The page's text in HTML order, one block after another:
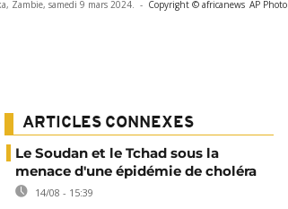
Zambie, samedi 9 mars 2024. - Copyright © africanews AP Photo
ARTICLES CONNEXES
Le Soudan et le Tchad sous la
menace d'une épidémie de choléra
14/08 - 15:39